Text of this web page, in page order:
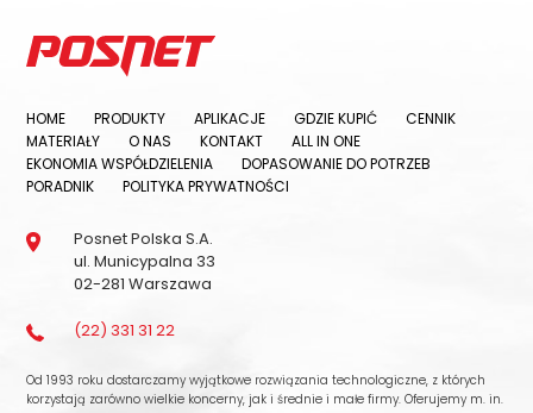
HOME PRODUKTY APLIKACJE GDZIE KUPIĆ
CENNIK
MATERIAŁY
O NAS KONTAKT
ALL IN ONE
EKONOMIA WSPÓŁDZIELENIA
DOPASOWANIE DO POTRZEB
PORADNIK
POLITYKA PRYWATNOŚCI
Posnet Polska S.A.
ul. Municypalna 33
02-281 Warszawa
(22) 331 31 22
Od 1993 roku dostarczamy wyjątkowe rozwiązania technologiczne, z których
korzystają zarówno wielkie koncerny, jak i średnie i małe firmy. Oferujemy m. in.